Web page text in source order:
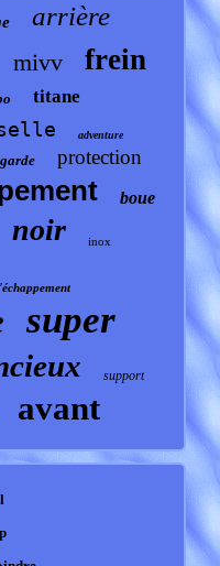
arrière
mivv frein
titane
adventure
garde protection
boue
noir inox
super
support
avant